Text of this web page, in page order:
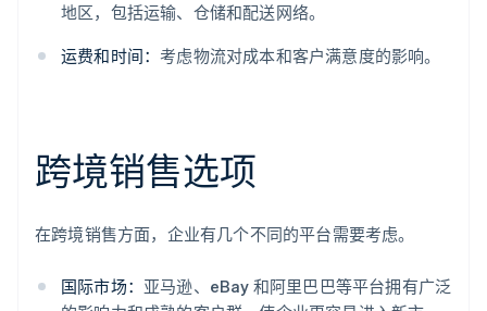
地区，包括运输、仓储和配送网络。
运费和时间：考虑物流对成本和客户满意度的影响。
跨境销售选项
在跨境销售方面，企业有几个不同的平台需要考虑。
国际市场： 亚马逊、eBay 和阿里巴巴等平台拥有广泛